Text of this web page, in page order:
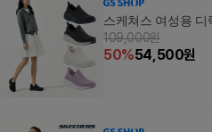
스케쳐스 여성용 디
109,000원
50%54,500원